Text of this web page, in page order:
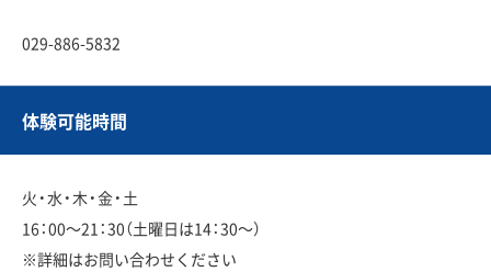
029-886-5832
体験可能時間
火・水・木・金・土
16：00〜21：30（土曜日は14：30〜）
※詳細はお問い合わせください